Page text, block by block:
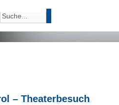
– Theaterbesuch